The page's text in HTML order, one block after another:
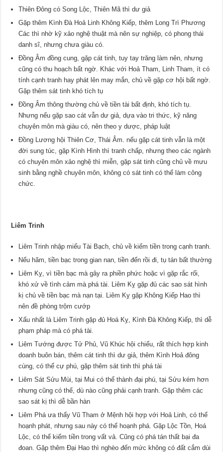
Thiên Đông có Song Lộc, Thiên Mã thì dư giả
Gặp thêm Kình Đà Hoả Linh Không Kiếp, thêm Long Trì Phương
Các thì nhờ kỹ xảo nghệ thuật mà nên sự nghiệp, có phong thái
danh sĩ, nhưng chưa giàu có.
Đồng Âm đồng cung, gặp cát tinh, tuy tay trăng làm nên, nhưng
cũng có thu hoạch bất ngờ. Khác với Hoả Tham, Linh Tham, ít có
tính cạnh tranh hay phát lên may mắn, chủ về gặp cơ hội bất ngờ.
Gặp thêm sát tinh khó tích tụ
Đồng Âm thông thường chủ về tiền tài bất định, khó tích tụ.
Nhưng nếu gặp sao cát vẫn dư giả, dựa vào tri thức, kỹ năng
chuyên môn mà giàu có, nên theo y dược, pháp luật
Đồng Lương hội Thiên Cơ, Thái Âm. nếu gặp cát tinh vẫn là một
đời sung túc, gặp Kình Hình thì tranh chấp, nhưng theo các ngành
có chuyên môn xảo nghệ thì miễn, gặp sát tinh cũng chủ về mưu
sinh bằng nghề chuyên môn, không có sát tinh có thể làm công
chức.
Liêm Trinh
Liêm Trinh nhập miếu Tài Bạch, chủ về kiếm tiền trong cạnh tranh.
Nếu hãm, tiền bạc trong gian nan, tiền đến rồi đi, tụ tán bất thường
Liêm Kỵ, vì tiền bạc mà gây ra phiền phức hoặc vì gặp rắc rối,
khó xử về tình cảm mà phá tài. Liêm Kỵ gặp đủ các sao sát hình
kị chủ về tiền bạc mà nạn tại. Liêm Kỵ gặp Không Kiếp Hao thì
nên đề phòng trộm cướp
Xấu nhất là Liêm Trinh gặp đủ Hoá Kỵ, Kình Đà Không Kiếp, thì dễ
phạm pháp mà có phá tài.
Liêm Tướng được Tử Phủ, Vũ Khúc hội chiếu, rất thích hợp kinh
doanh buôn bán, thêm cát tinh thì dư giả, thêm Kình Hoả đông
cùng, có thể cự phú, gặp thêm sát tinh thì phá tài
Liêm Sát Sửu Mùi, tại Mui có thể thành đại phú, tại Sửu kém hơn
nhưng cũng có thể, dù nào cũng phải cạnh tranh. Gặp thêm các
sao sát kị thì dễ bần hàn
Liêm Phá ưa thấy Vũ Tham ở Mệnh hội hợp với Hoả Linh, có thể
hoạnh phát, nhưng sau này có thể hoạnh phá. Gặp Lộc Tồn, Hoá
Lộc, có thể kiếm tiền trong vất vả. Cũng có phá tán thất bại đa
đoan. Gặp thêm Đại Hao thì nghèo đến mức không có đất cắm dùi